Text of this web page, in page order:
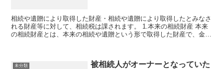
相続や遺贈により取得した財産・相続や遺贈により取得したとみなさ
れる財産等に対して、相続税は課されます。 1.本来の相続財産 本来
の相続財産とは、本来の相続や遺贈という形で取得した財産で、金銭
未分類
被相続人がオーナーとなっていた